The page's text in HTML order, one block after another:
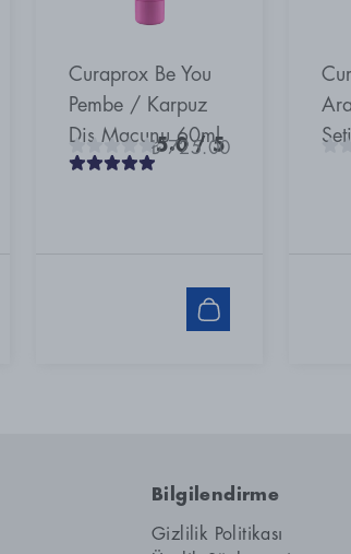
Curaprox Be You
Pembe / Karpuz
Diş Macunu 60ml
5.0/ 5
₺ 725.00
Bilgilendirme
Gizlilik Politikası